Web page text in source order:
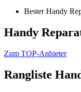
Bester Handy
Handy
Zum TOP-Anbieter
Rangliste